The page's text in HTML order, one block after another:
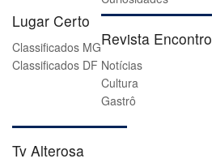
Lugar Certo
Classificados MG
Classificados DF
Revista Encontro
Notícias
Cultura
Gastrô
Tv Alterosa